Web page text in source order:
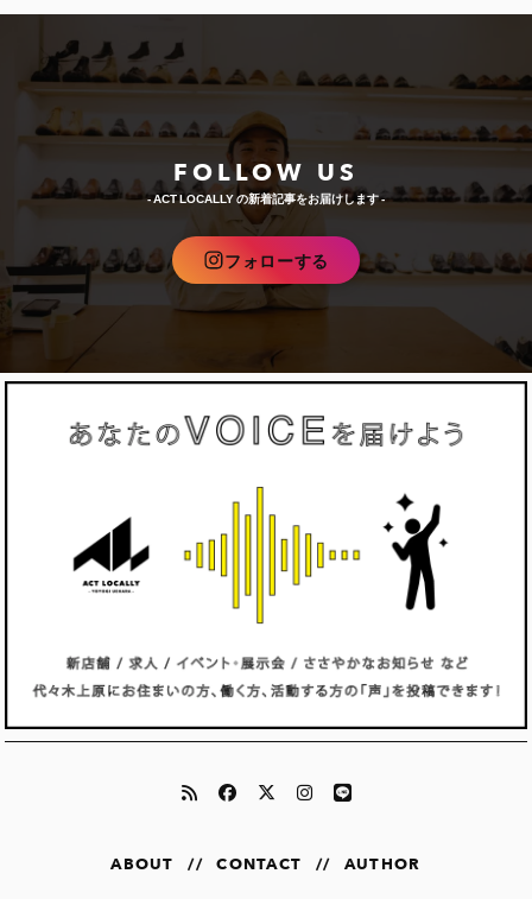
FOLLOW US
- ACT LOCALLY の新着記事をお届けします -
フォローする
ABOUT // CONTACT // AUTHOR